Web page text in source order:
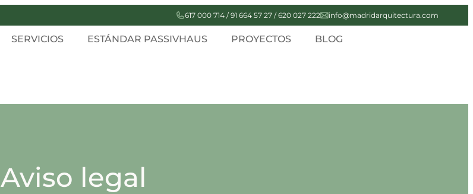
info@madridarquitectura.com
617 000 714 / 91 664 57 27 / 620 027 222
SERVICIOS ESTÁNDAR PASSIVHAUS PROYECTOS BLOG
Aviso legal